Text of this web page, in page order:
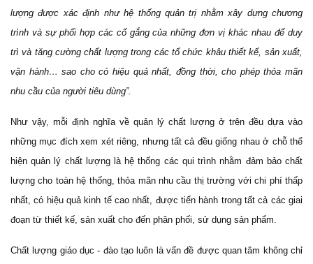
lượng được xác định như hệ thống quản trị nhằm xây dựng chương
trình và sự phối hợp các cố gắng của những đơn vị khác nhau để duy
trì và tăng cường chất lượng trong các tổ chức khâu thiết kế, sản xuất,
vận hành… sao cho có hiệu quả nhất, đồng thời, cho phép thỏa mãn
nhu cầu của người tiêu dùng”.
Như vậy, mỗi định nghĩa về quản lý chất lượng ở trên đều dựa vào
những mục đích xem xét riêng, nhưng tất cả đều giống nhau ở chỗ thể
hiện quản lý chất lượng là hệ thống các qui trình nhằm đảm bảo chất
lượng cho toàn hệ thống, thỏa mãn nhu cầu thị trường với chi phí thấp
nhất, có hiệu quả kinh tế cao nhất, được tiến hành trong tất cả các giai
đoạn từ thiết kế, sản xuất cho đến phân phối, sử dụng sản phẩm.
Chất lượng giáo dục - đào tạo luôn là vấn đề được quan tâm không chỉ